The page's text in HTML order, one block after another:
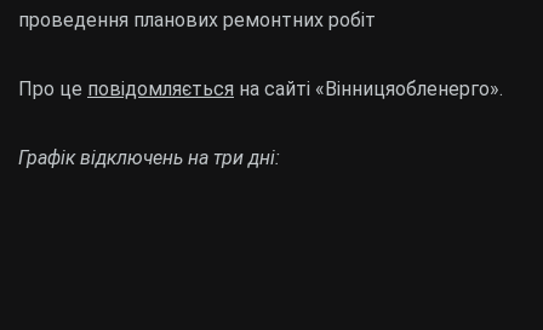
проведення планових ремонтних робіт
Про це повідомляється на сайті «Вінницяобленерго».
Графік відключень на три дні: